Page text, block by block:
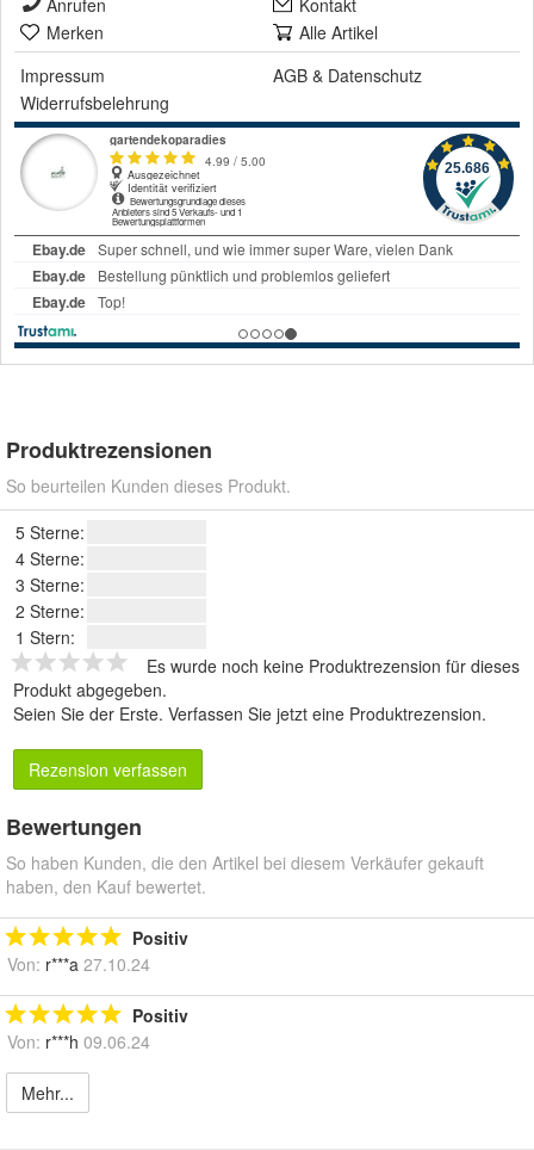
Anrufen
Kontakt
Merken
Alle Artikel
Impressum
AGB & Datenschutz
Widerrufsbelehrung
Produktrezensionen
So beurteilen Kunden dieses Produkt.
5 Sterne:
4 Sterne:
3 Sterne:
2 Sterne:
1 Stern:
Es wurde noch keine Produktrezension für dieses
Produkt abgegeben.
Seien Sie der Erste. Verfassen Sie jetzt eine Produktrezension.
Rezension verfassen
Bewertungen
So haben Kunden, die den Artikel bei diesem Verkäufer gekauft
haben, den Kauf bewertet.
Positiv
Von: r***a 27.10.24
Positiv
Von: r***h 09.06.24
Mehr...